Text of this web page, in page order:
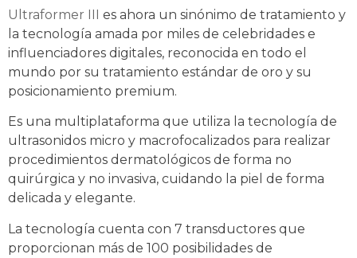
Ultraformer III es ahora un sinónimo de tratamiento y
la tecnología amada por miles de celebridades e
influenciadores digitales, reconocida en todo el
mundo por su tratamiento estándar de oro y su
posicionamiento premium.
Es una multiplataforma que utiliza la tecnología de
ultrasonidos micro y macrofocalizados para realizar
procedimientos dermatológicos de forma no
quirúrgica y no invasiva, cuidando la piel de forma
delicada y elegante.
La tecnología cuenta con 7 transductores que
proporcionan más de 100 posibilidades de